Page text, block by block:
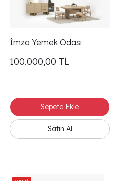
İmza Yemek Odası
100.000,00 TL